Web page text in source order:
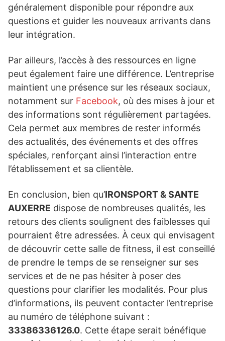
généralement disponible pour répondre aux
questions et guider les nouveaux arrivants dans
leur intégration.
Par ailleurs, l’accès à des ressources en ligne
peut également faire une différence. L’entreprise
maintient une présence sur les réseaux sociaux,
notamment sur Facebook, où des mises à jour et
des informations sont régulièrement partagées.
Cela permet aux membres de rester informés
des actualités, des événements et des offres
spéciales, renforçant ainsi l’interaction entre
l’établissement et sa clientèle.
En conclusion, bien qu’IRONSPORT & SANTE
AUXERRE dispose de nombreuses qualités, les
retours des clients soulignent des faiblesses qui
pourraient être adressées. À ceux qui envisagent
de découvrir cette salle de fitness, il est conseillé
de prendre le temps de se renseigner sur ses
services et de ne pas hésiter à poser des
questions pour clarifier les modalités. Pour plus
d’informations, ils peuvent contacter l’entreprise
au numéro de téléphone suivant :
33386336126.0. Cette étape serait bénéfique